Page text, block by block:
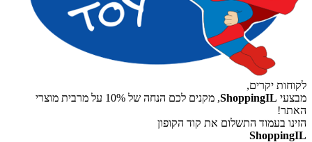
לקוחות יקרים,
מבצעי ShoppingIL
, מקנים לכם הנחה של 10% על מרבית מוצרי
האתר!
הזינו בעמוד התשלום את קוד הקופון
ShoppingIL